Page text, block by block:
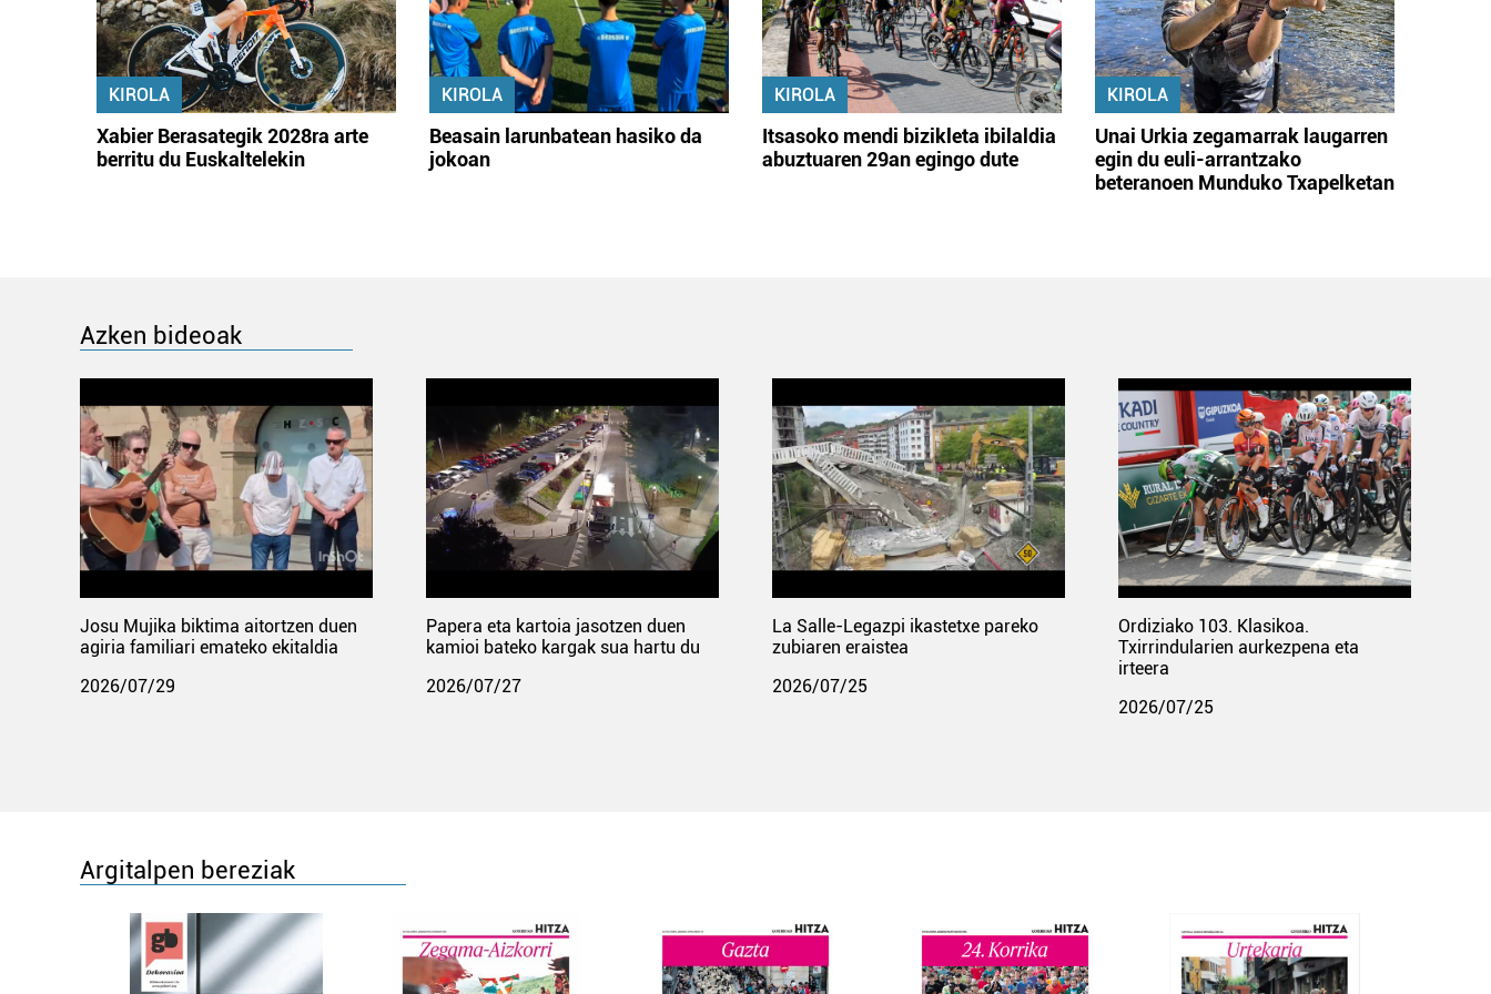
KIROLA
Xabier Berasategik 2028ra arte
berritu du Euskaltelekin
KIROLA
Beasain larunbatean hasiko da
jokoan
KIROLA
Itsasoko mendi bizikleta ibilaldia
abuztuaren 29an egingo dute
KIROLA
Unai Urkia zegamarrak laugarren
egin du euli-arrantzako
beteranoen Munduko Txapelketan
Azken bideoak
Josu Mujika biktima aitortzen duen
agiria familiari emateko ekitaldia
2026/07/29
Papera eta kartoia jasotzen duen
kamioi bateko kargak sua hartu du
2026/07/27
La Salle-Legazpi ikastetxe pareko
zubiaren eraistea
2026/07/25
Ordiziako 103. Klasikoa.
Txirrindularien aurkezpena eta
irteera
2026/07/25
Argitalpen bereziak